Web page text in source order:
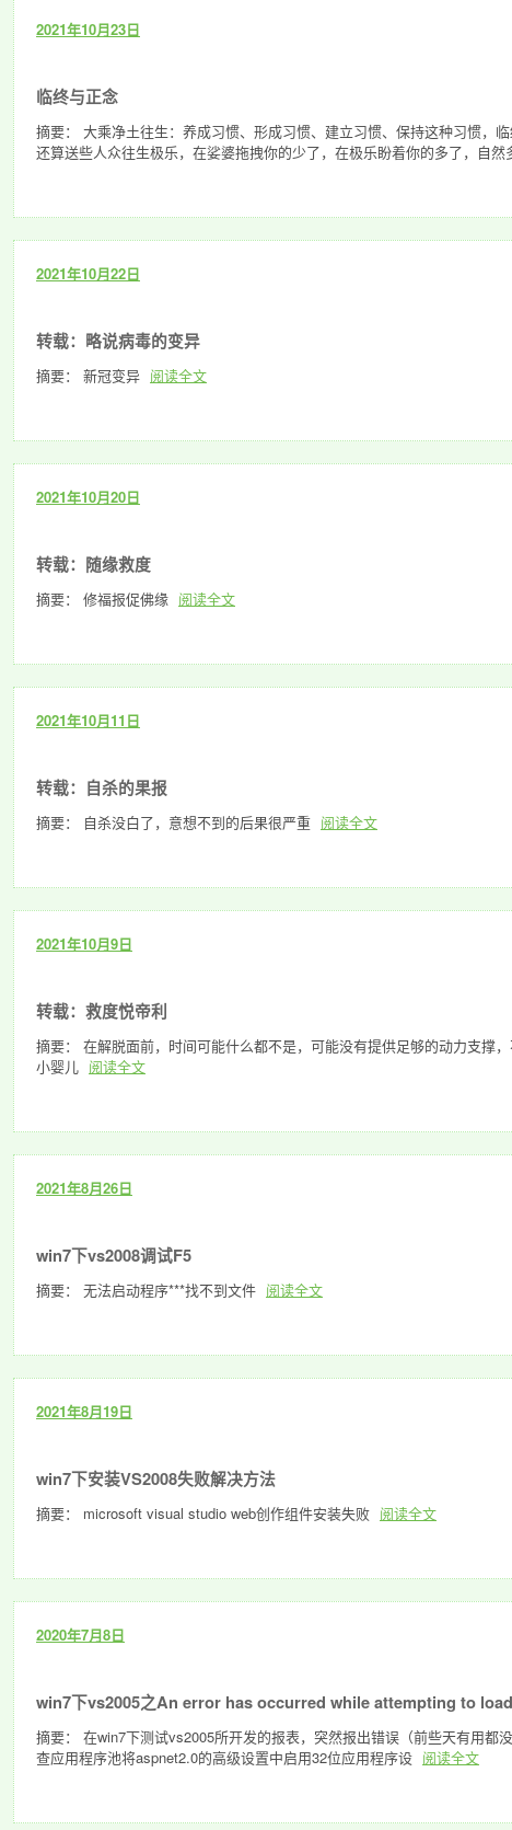
2021年10月23日
临终与正念
摘要： 大乘净土往生：养成习惯、形成习惯、建立习惯、保持这种习惯，
还算送些人众往生极乐，在娑婆拖拽你的少了，在极乐盼着你的多了，自然
2021年10月22日
转载：略说病毒的变异
摘要： 新冠变异 阅读全文
2021年10月20日
转载：随缘救度
摘要： 修福报促佛缘 阅读全文
2021年10月11日
转载：自杀的果报
摘要： 自杀没白了，意想不到的后果很严重 阅读全文
2021年10月9日
转载：救度悦帝利
摘要： 在解脱面前，时间可能什么都不是，可能没有提供足够的动力支撑
小婴儿 阅读全文
2021年8月26日
win7下vs2008调试F5
摘要： 无法启动程序***找不到文件 阅读全文
2021年8月19日
win7下安装VS2008失败解决方法
摘要： microsoft visual studio web创作组件安装失败 阅读全文
2020年7月8日
win7下vs2005之An error has occurred while attempting to
摘要： 在win7下测试vs2005所开发的报表，突然报出错误（前些天有用
查应用程序池将aspnet2.0的高级设置中启用32位应用程序设 阅读全文